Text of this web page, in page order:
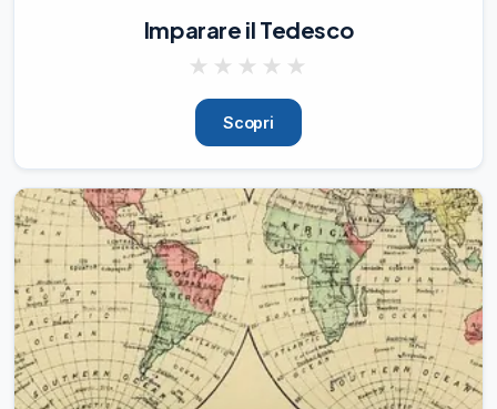
L'ascolto è una competenza
indispensabile quando si tratta di
migliorare la tua competenza in inglese.
Per migliorare veramente le tue abilità
linguistiche, è essenziale rendere
l'ascolto una parte regolare della tua
routine quotidiana. Ecco alcuni modi
pratici per farlo:
1.
Podcast in Viaggio
🚗
-
Durante il Tuo Spostamento
: Se hai uno spost
Imparare il Tedesco
★ ★ ★ ★ ★
Scopri